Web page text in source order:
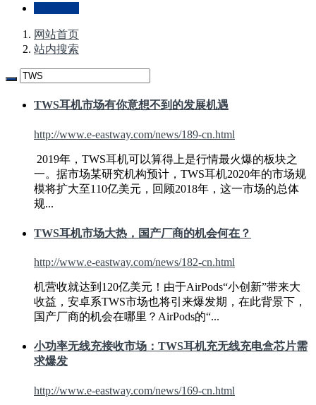
网站首页
站内搜索
TWS耳机市场有你意想不到的发展机遇
http://www.e-eastway.com/news/189-cn.html
2019年， TWS耳机可以算得上是行情最火爆的板块之
一。据市场某研究机构预计， TWS耳机2020年的市场规
模将扩大至110亿美元，回顾2018年，这一市场的总体
规...
TWS耳机市场大热，国产厂商的机会何在？
http://www.e-eastway.com/news/182-cn.html
机营收就达到120亿美元！由于AirPods“小创新”带来大
收益，安卓系TWS市场也将引来爆发期，在此背景下，
国产厂商的机会在哪里？AirPods的“...
小功率无线充接收市场： TWS耳机充无线充电盒芯片需
求爆发
http://www.e-eastway.com/news/169-cn.html